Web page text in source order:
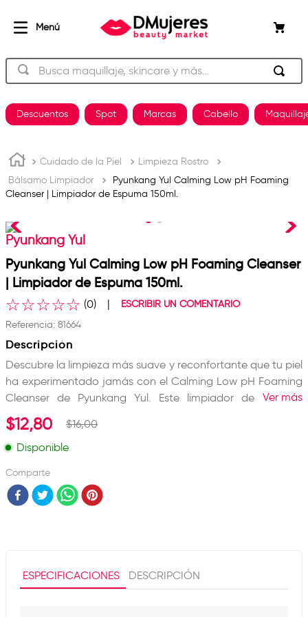
Busca maquillaje, skincare y más…
Descuentos Spot Marcas Cabello
Cuidado de la Piel
Limpieza Rostro
Bálsamo Limpiador
Pyunkang Yul Calming Low pH Foaming
Cleanser | Limpiador de Espuma 150ml.
Pyunkang Yul
Pyunkang Yul Calming Low pH Foaming Cleanser
| Limpiador de Espuma 150ml.
☆☆☆☆☆ (0)
ESCRIBIR UN COMENTARIO
Referencia: 81664
Descripción
Descubre la limpieza más suave y reconfortante que tu piel
ha experimentado jamás con el Calming Low pH Foaming
Cleanser de Pyunkang Yul. Este limpiador de espuma
instantánea está formulado con un pH bajo que imita la
acidez natural de una piel sana, protegiendo tu barrera
cutánea mientras eliminas impurezas. Su potente mezcla
instante las rojeces y brotes de acné, mientras que un
complejo suave de ácidos AHA, BHA y PHA exfolia
Características:
• Fórmula de pH bajo que equilibra y protege la barrera
Ver más
$12,80 $16,00
Disponible
Comparte
ESPECIFICACIONES DESCRIPCIÓN
TÉRMINOS MÁS BUSCADOS
2 og
3. plancha
5
7. uñas
8. brochas